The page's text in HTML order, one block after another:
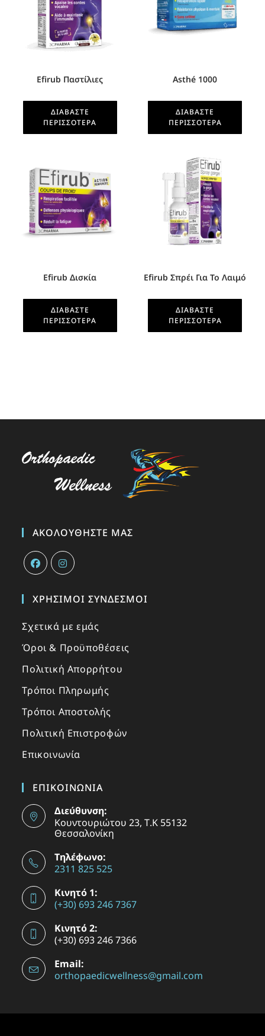
Efirub Παστίλιες
ΔΙΑΒΆΣΤΕ
ΠΕΡΙΣΣΌΤΕΡΑ
Asthé 1000
ΔΙΑΒΆΣΤΕ
ΠΕΡΙΣΣΌΤΕΡΑ
Efirub Δισκία
ΔΙΑΒΆΣΤΕ
ΠΕΡΙΣΣΌΤΕΡΑ
Efirub Σπρέι Για Το Λαιμό
ΔΙΑΒΆΣΤΕ
ΠΕΡΙΣΣΌΤΕΡΑ
ΑΚΟΛΟΥΘΉΣΤΕ ΜΑΣ
ΧΡΉΣΙΜΟΙ ΣΎΝΔΕΣΜΟΙ
Σχετικά με εμάς
Όροι & Προϋποθέσεις
Πολιτική Απορρήτου
Τρόποι Πληρωμής
Τρόποι Αποστολής
Πολιτική Επιστροφών
Επικοινωνία
ΕΠΙΚΟΙΝΩΝΙΑ
Διεύθυνση:
Κουντουριώτου 23, Τ.Κ 55132
Θεσσαλονίκη
Τηλέφωνο:
2311 825 525
Κινητό 1:
(+30) 693 246 7367
Κινητό 2:
(+30) 693 246 7366
Email:
orthopaedicwellness@gmail.com